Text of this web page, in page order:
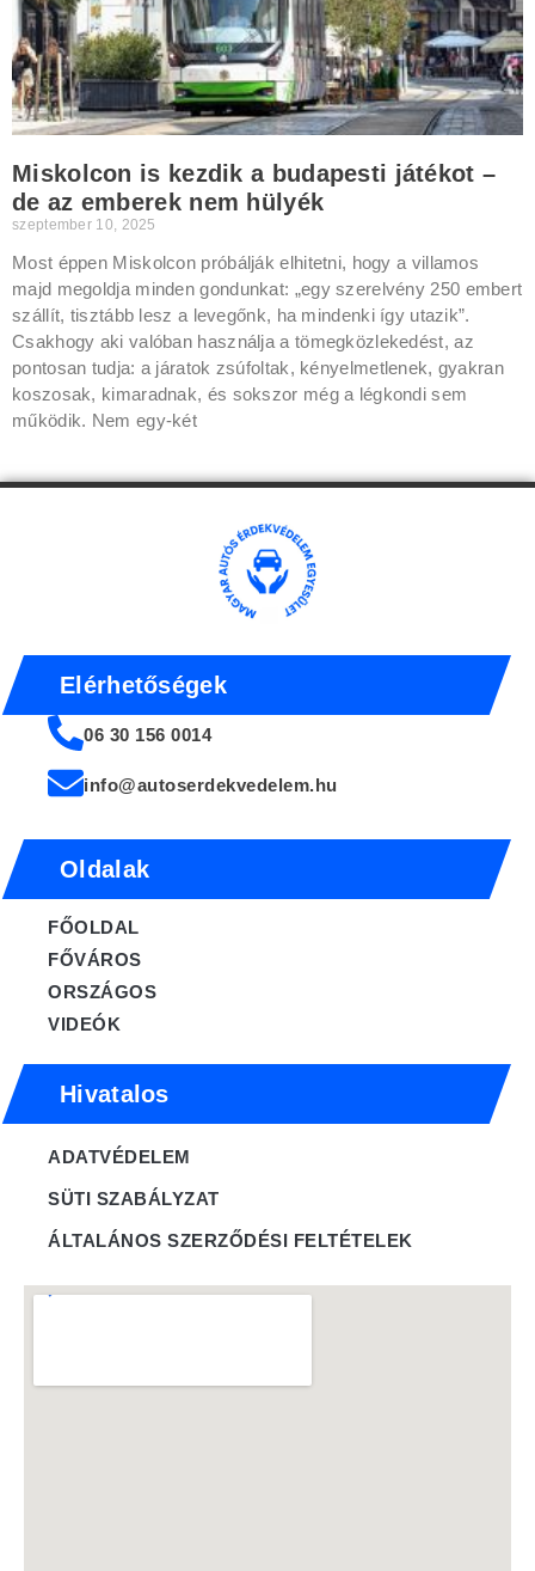
Miskolcon is kezdik a budapesti játékot –
de az emberek nem hülyék
szeptember 10, 2025
Most éppen Miskolcon próbálják elhitetni, hogy a villamos
majd megoldja minden gondunkat: „egy szerelvény 250 embert
szállít, tisztább lesz a levegőnk, ha mindenki így utazik”.
Csakhogy aki valóban használja a tömegközlekedést, az
pontosan tudja: a járatok zsúfoltak, kényelmetlenek, gyakran
koszosak, kimaradnak, és sokszor még a légkondi sem
működik. Nem egy-két
Elérhetőségek
06 30 156 0014
info@autoserdekvedelem.hu
FŐOLDAL
FŐVÁROS
ORSZÁGOS
VIDEÓK
Oldalak
ADATVÉDELEM
SÜTI SZABÁLYZAT
ÁLTALÁNOS SZERZŐDÉSI FELTÉTELEK
Hivatalos